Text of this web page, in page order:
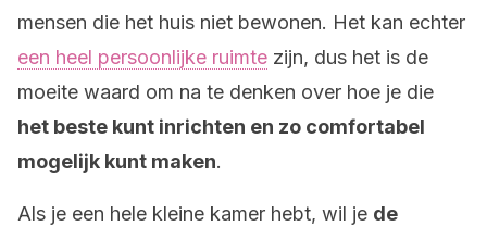
mensen die het huis niet bewonen. Het kan echter
een heel persoonlijke ruimte zijn, dus het is de
moeite waard om na te denken over hoe je die
het beste kunt inrichten en zo comfortabel
mogelijk kunt maken.
Als je een hele kleine kamer hebt, wil je de